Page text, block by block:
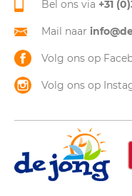
Bel ons via +31
Mail naar
Volg ons op
Volg ons op